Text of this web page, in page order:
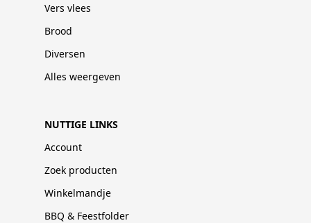
Vers vlees
Brood
Diversen
Alles weergeven
NUTTIGE LINKS
Account
Zoek producten
Winkelmandje
BBQ & Feestfolder